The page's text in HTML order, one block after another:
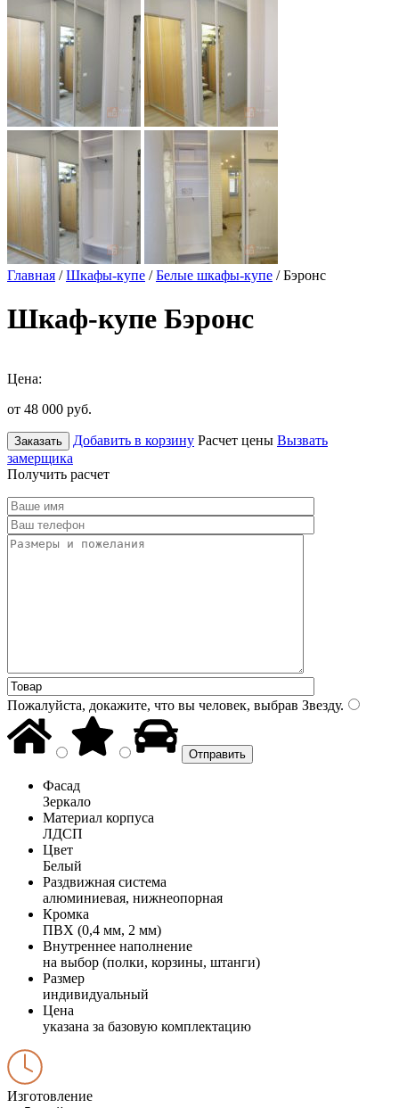
Главная /Шкафы-купе /Белые шкафы-купе / Бэронс
Шкаф-купе Бэронс
Цена:
от 48 000 руб.
Заказать Добавить в корзину Расчет цены Вызвать
замерщика
Получить расчет
Пожалуйста, докажите, что вы человек, выбрав Звезду.
Фасад
Зеркало
Материал корпуса
ЛДСП
Цвет
Белый
Раздвижная система
алюминиевая, нижнеопорная
Кромка
ПВХ (0,4 мм, 2 мм)
Внутреннее наполнение
на выбор (полки, корзины, штанги)
Размер
индивидуальный
Цена
указана за базовую комплектацию
Изготовление